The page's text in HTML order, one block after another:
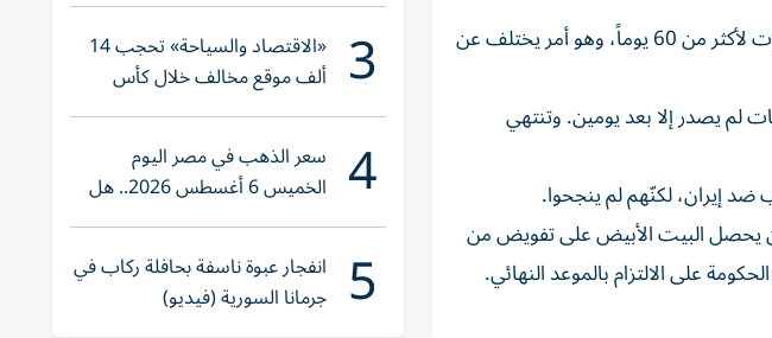
ويشير نص القانون إلى ضرورة حصول الرئيس على تفويض من السلطة التشريعية في حال نشر قوات لأكثر من 60 يوماً، وهو أمر يختلف عن
الهجمات لم يصدر إلا بعد يومين. وتنتهي
ضد إيران، لكنّهم لم ينجحوا.
يحصل البيت الأبيض على تفويض من
على الالتزام بالموعد النهائي.
3 «الاقتصاد والسياحة» تحجب 14
ألف موقع مخالف خلال كأس
العالم 2026
4 سعر الذهب في مصر اليوم
الخميس 6 أغسطس 2026.. هل
تنوي الشراء؟
5 انفجار عبوة ناسفة بحافلة ركاب في
جرمانا السورية (فيديو)